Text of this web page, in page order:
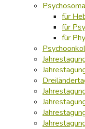
für
für
für